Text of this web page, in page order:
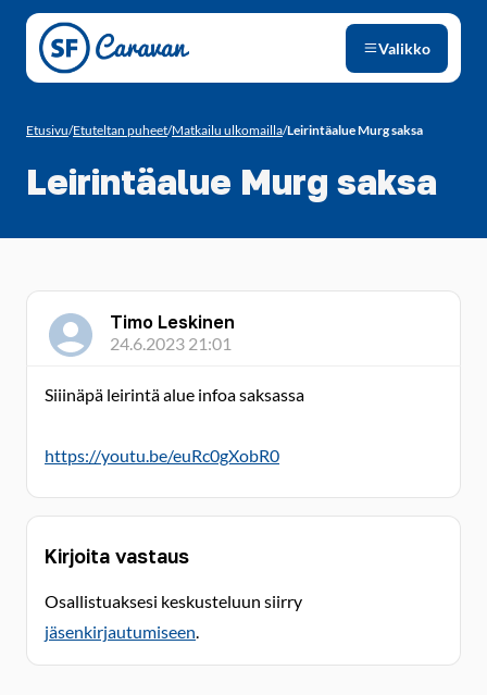
Siirry sivun sisältöön
Valikko
Etusivu/Etuteltan puheet/Matkailu ulkomailla/Leirintäalue Murg saksa
Leirintäalue Murg saksa
Timo Leskinen
24.6.2023 21:01
Siiinäpä leirintä alue infoa saksassa
https://youtu.be/euRc0gXobR0
Kirjoita vastaus
Osallistuaksesi keskusteluun siirry
jäsenkirjautumiseen.